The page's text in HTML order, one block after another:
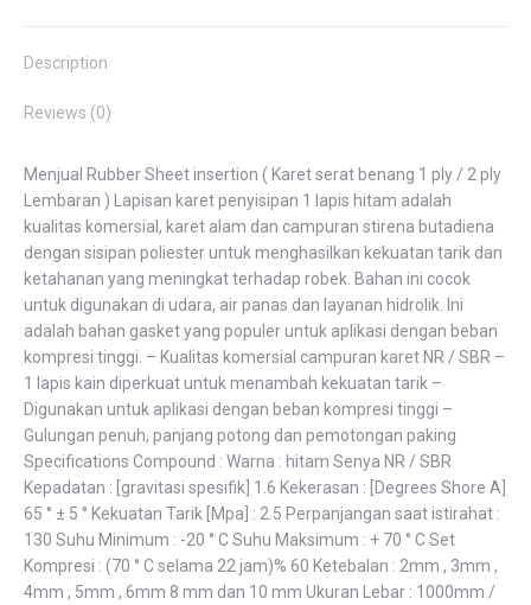
Description
Reviews (0)
Menjual Rubber Sheet insertion ( Karet serat benang 1 ply / 2 ply
Lembaran ) Lapisan karet penyisipan 1 lapis hitam adalah
kualitas komersial, karet alam dan campuran stirena butadiena
dengan sisipan poliester untuk menghasilkan kekuatan tarik dan
ketahanan yang meningkat terhadap robek. Bahan ini cocok
untuk digunakan di udara, air panas dan layanan hidrolik. Ini
adalah bahan gasket yang populer untuk aplikasi dengan beban
kompresi tinggi. – Kualitas komersial campuran karet NR / SBR –
1 lapis kain diperkuat untuk menambah kekuatan tarik –
Digunakan untuk aplikasi dengan beban kompresi tinggi –
Gulungan penuh, panjang potong dan pemotongan paking
Specifications Compound : Warna : hitam Senya NR / SBR
Kepadatan : [gravitasi spesifik] 1.6 Kekerasan : [Degrees Shore A]
65 ° ± 5 ° Kekuatan Tarik [Mpa] : 2.5 Perpanjangan saat istirahat :
130 Suhu Minimum : -20 ° C Suhu Maksimum : + 70 ° C Set
Kompresi : (70 ° C selama 22 jam)% 60 Ketebalan : 2mm , 3mm ,
4mm , 5mm , 6mm 8 mm dan 10 mm Ukuran Lebar : 1000mm /